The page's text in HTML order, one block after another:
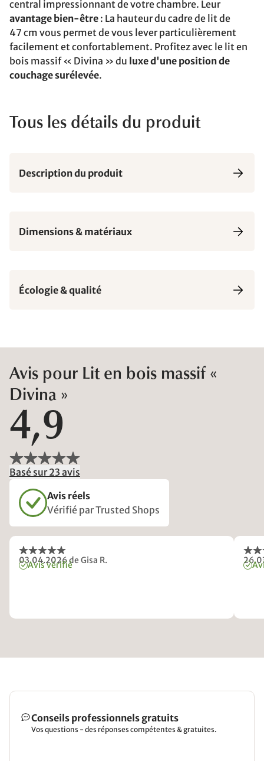
central impressionnant de votre chambre. Leur
avantage bien-être : La hauteur du cadre de lit de
47 cm vous permet de vous lever particulièrement
facilement et confortablement. Profitez avec le lit en
bois massif « Divina » du luxe d'une position de
couchage surélevée.
Tous les détails du produit
Description du produit
Dimensions & matériaux
Écologie & qualité
Avis pour Lit en bois massif «
Divina »
4,9
Basé sur 23 avis
Avis réels
Vérifié par Trusted Shops
03.04.2026de Gisa R.
Avis vérifié
Conseils professionnels gratuits
Vos questions - des réponses compétentes & gratuites.